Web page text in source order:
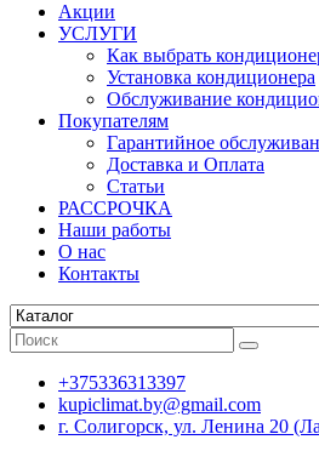
Акции
УСЛУГИ
Как выбрать
Установка кондиционера
Обслуживание
Покупателям
Гарантийное
Доставка и Оплата
Статьи
РАССРОЧКА
Наши работы
О нас
Контакты
+375336313397
kupiclimat.by@gmail.com
г. Солигорск, ул. Ленина 20